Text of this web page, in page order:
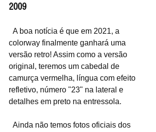
2009
colorway finalmente ganhará uma
versão retro! Assim como a versão
original, teremos um cabedal de
camurça vermelha, língua com efeito
refletivo, número "23" na lateral e
detalhes em preto na entressola.